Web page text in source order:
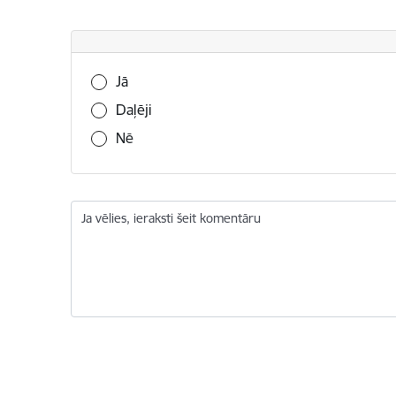
Vai šī informācija bija noderīga?
Jā
Daļēji
Nē
Ja vēlies, ieraksti šeit komentāru